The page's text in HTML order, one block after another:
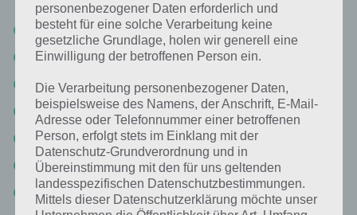
Badezimmer (34%)
Arzt (24%)
Küche (13%)
Supermarkt (10%)
Fitnessstudio (5%)
Apotheke (4%)
Metzger (4%)
personenbezogener Daten erforderlich und
besteht für eine solche Verarbeitung keine
gesetzliche Grundlage, holen wir generell eine
Einwilligung der betroffenen Person ein.
Die Verarbeitung personenbezogener Daten,
beispielsweise des Namens, der Anschrift, E-Mail-
Adresse oder Telefonnummer einer betroffenen
Person, erfolgt stets im Einklang mit der
Datenschutz-Grundverordnung und in
Übereinstimmung mit den für uns geltenden
landesspezifischen Datenschutzbestimmungen.
Mittels dieser Datenschutzerklärung möchte unser